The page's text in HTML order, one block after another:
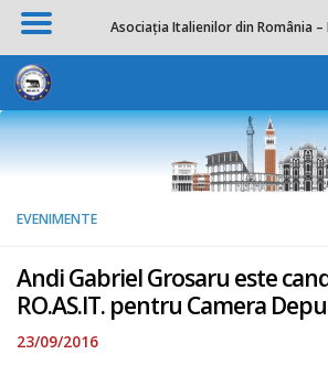
Skip to content
EVENIMENTE
Andi Gabriel Grosaru este
RO.AS.IT. pentru Camera
23/09/2016
Asociația Italienilor din România –